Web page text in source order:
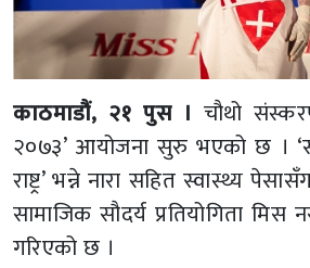
काठमाडौं, २१ पुस । चौथो
२०७३’ आयोजना सुरु भएको छ ।
राष्ट्र’ भन्ने नारा सहित स्वास्थ्य
सामाजिक सौदर्य प्रतियोगिता
गरिएको छ ।